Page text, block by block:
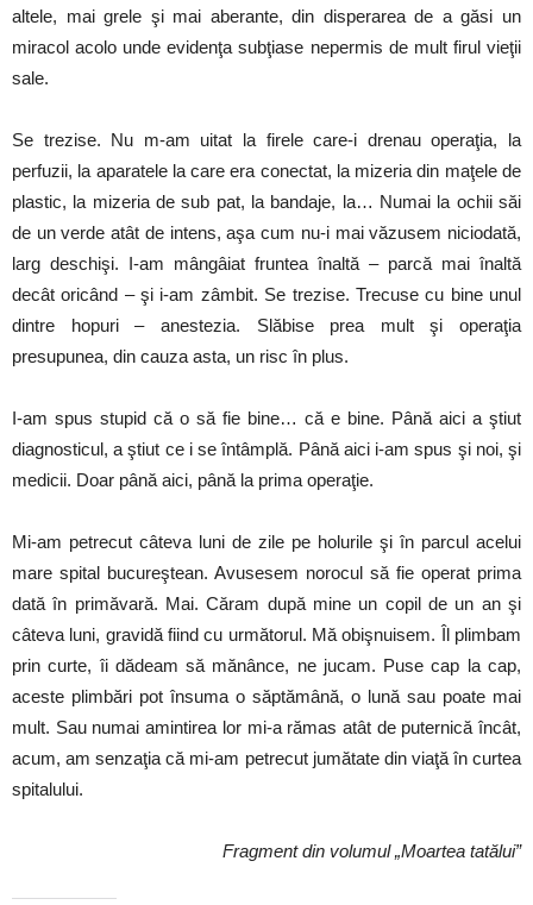
altele, mai grele şi mai aberante, din disperarea de a găsi un
miracol acolo unde evidenţa subţiase nepermis de mult firul vieţii
sale.
Se trezise. Nu m-am uitat la firele care-i drenau operaţia, la
perfuzii, la aparatele la care era conectat, la mizeria din maţele de
plastic, la mizeria de sub pat, la bandaje, la… Numai la ochii săi
de un verde atât de intens, aşa cum nu-i mai văzusem niciodată,
larg deschişi. I-am mângâiat fruntea înaltă – parcă mai înaltă
decât oricând – şi i-am zâmbit. Se trezise. Trecuse cu bine unul
dintre hopuri – anestezia. Slăbise prea mult şi operaţia
presupunea, din cauza asta, un risc în plus.
I-am spus stupid că o să fie bine… că e bine. Până aici a ştiut
diagnosticul, a ştiut ce i se întâmplă. Până aici i-am spus şi noi, şi
medicii. Doar până aici, până la prima operaţie.
Mi-am petrecut câteva luni de zile pe holurile şi în parcul acelui
mare spital bucureştean. Avusesem norocul să fie operat prima
dată în primăvară. Mai. Căram după mine un copil de un an şi
câteva luni, gravidă fiind cu următorul. Mă obişnuisem. Îl plimbam
prin curte, îi dădeam să mănânce, ne jucam. Puse cap la cap,
aceste plimbări pot însuma o săptămână, o lună sau poate mai
mult. Sau numai amintirea lor mi-a rămas atât de puternică încât,
acum, am senzaţia că mi-am petrecut jumătate din viaţă în curtea
spitalului.
Fragment din volumul „Moartea tatălui”